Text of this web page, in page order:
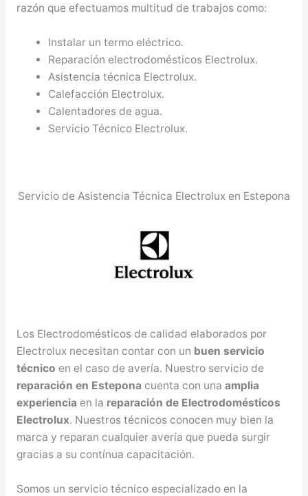
razón que efectuamos multitud de trabajos como:
Instalar un termo eléctrico.
Reparación electrodomésticos Electrolux.
Asistencia técnica Electrolux.
Calefacción Electrolux.
Calentadores de agua.
Servicio Técnico Electrolux.
Servicio de Asistencia Técnica Electrolux en Estepona
Los Electrodomésticos de calidad elaborados por
Electrolux necesitan contar con un buen servicio
técnico en el caso de avería. Nuestro servicio de
reparación en Estepona cuenta con una amplia
experiencia en la reparación de Electrodomésticos
Electrolux. Nuestros técnicos conocen muy bien la
marca y reparan cualquier avería que pueda surgir
gracias a su contínua capacitación.
Somos un servicio técnico especializado en la